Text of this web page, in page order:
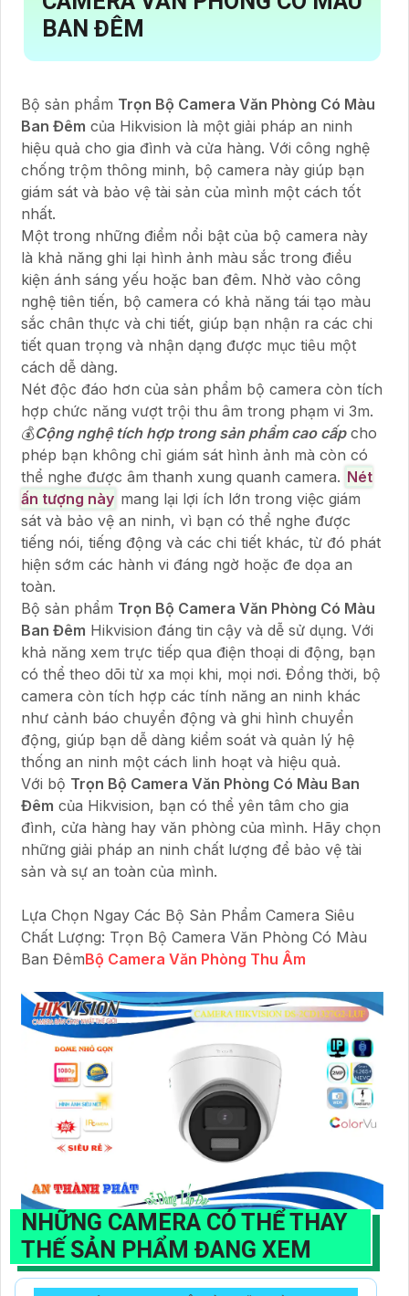
BAN ĐÊM
Bộ sản phẩm Trọn Bộ Camera Văn Phòng Có Màu
Ban Đêm của Hikvision là một giải pháp an ninh
hiệu quả cho gia đình và cửa hàng. Với công nghệ
chống trộm thông minh, bộ camera này giúp bạn
giám sát và bảo vệ tài sản của mình một cách tốt
nhất.
Một trong những điểm nổi bật của bộ camera này
là khả năng ghi lại hình ảnh màu sắc trong điều
kiện ánh sáng yếu hoặc ban đêm. Nhờ vào công
nghệ tiên tiến, bộ camera có khả năng tái tạo màu
sắc chân thực và chi tiết, giúp bạn nhận ra các chi
tiết quan trọng và nhận dạng được mục tiêu một
cách dễ dàng.
Nét độc đáo hơn của sản phẩm bộ camera còn tích
hợp chức năng vượt trội thu âm trong phạm vi 3m.
💰Cộng nghệ tích hợp trong sản phẩm cao cấpcho
phép bạn không chỉ giám sát hình ảnh mà còn có
thể nghe được âm thanh xung quanh camera. Nét
ấn tượng này mang lại lợi ích lớn trong việc giám
sát và bảo vệ an ninh, vì bạn có thể nghe được
tiếng nói, tiếng động và các chi tiết khác, từ đó phát
hiện sớm các hành vi đáng ngờ hoặc đe dọa an
toàn.
Bộ sản phẩm Trọn Bộ Camera Văn Phòng Có Màu
Ban Đêm Hikvision đáng tin cậy và dễ sử dụng. Với
khả năng xem trực tiếp qua điện thoại di động, bạn
có thể theo dõi từ xa mọi khi, mọi nơi. Đồng thời, bộ
camera còn tích hợp các tính năng an ninh khác
như cảnh báo chuyển động và ghi hình chuyển
động, giúp bạn dễ dàng kiểm soát và quản lý hệ
thống an ninh một cách linh hoạt và hiệu quả.
Với bộ Trọn Bộ Camera Văn Phòng Có Màu Ban
Đêm của Hikvision, bạn có thể yên tâm cho gia
đình, cửa hàng hay văn phòng của mình. Hãy chọn
những giải pháp an ninh chất lượng để bảo vệ tài
sản và sự an toàn của mình.
Lựa Chọn Ngay Các Bộ Sản Phẩm Camera Siêu
Chất Lượng: Trọn Bộ Camera Văn Phòng Có Màu
Ban ĐêmBộ Camera Văn Phòng Thu Âm
NHỮNG CAMERA CÓ THỂ THAY
THẾ SẢN PHẨM ĐANG XEM